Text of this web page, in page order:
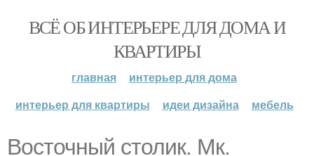
ВСЁ ОБ ИНТЕРЬЕРЕ ДЛЯ ДОМА И
КВАРТИРЫ
главная
интерьер для дома
интерьер для квартиры
идеи дизайна мебель
Восточный столик. Мк.